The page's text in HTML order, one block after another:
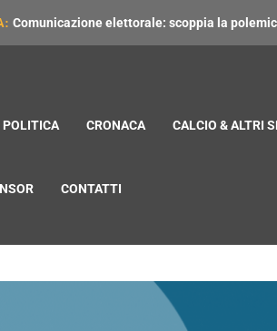
Comunicazione elettorale: scoppia la
POLITICA CRONACA CALCIO & ALTRI
CONTATTI